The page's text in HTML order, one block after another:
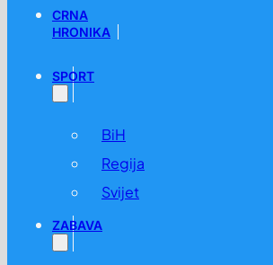
CRNA
HRONIKA
SPORT
BiH
Regija
Svijet
ZABAVA